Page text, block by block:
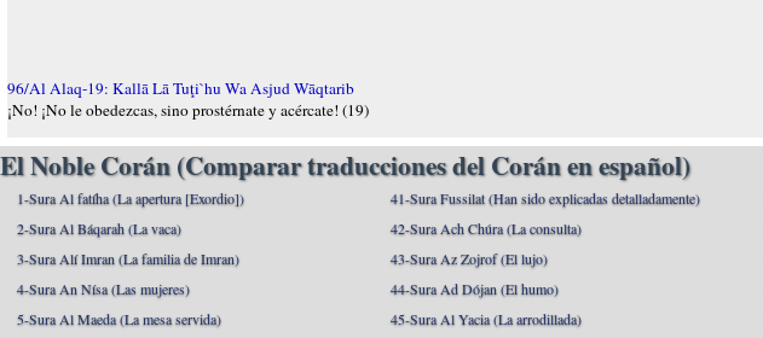
96/Al Alaq-19: Kallā Lā Tuţi`hu Wa Asjud Wāqtarib
¡No! ¡No le obedezcas, sino prostérnate y acércate! (19)
El Noble Corán (Comparar traducciones del Corán en español)
1-Sura Al fatíha (La apertura [Exordio])
2-Sura Al Báqarah (La vaca)
3-Sura Alí Imran (La familia de Imran)
4-Sura An Nísa (Las mujeres)
5-Sura Al Maeda (La mesa servida)
41-Sura Fussilat (Han sido explicadas detalladamente)
42-Sura Ach Chúra (La consulta)
43-Sura Az Zojrof (El lujo)
44-Sura Ad Dójan (El humo)
45-Sura Al Yacia (La arrodillada)